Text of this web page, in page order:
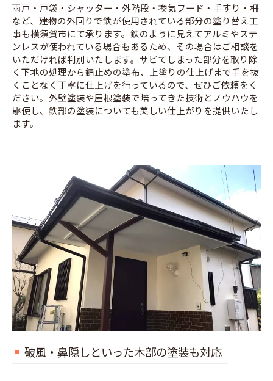
雨戸・戸袋・シャッター・外階段・換気フード・手すり・柵
など、建物の外回りで鉄が使用されている部分の塗り替え工
事も横須賀市にて承ります。鉄のように見えてアルミやステ
ンレスが使われている場合もあるため、その場合はご相談を
いただければ判別いたします。サビてしまった部分を取り除
く下地の処理から錆止めの塗布、上塗りの仕上げまで手を抜
くことなく丁寧に仕上げを行っているので、ぜひご依頼をく
ださい。外壁塗装や屋根塗装で培ってきた技術とノウハウを
駆使し、鉄部の塗装についても美しい仕上がりを提供いたし
ます。
破風・鼻隠しといった木部の塗装も対応